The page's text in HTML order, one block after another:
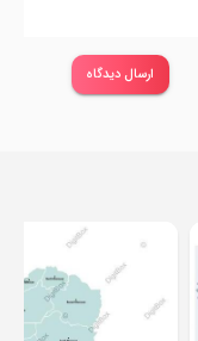
ارسال دیدگاه